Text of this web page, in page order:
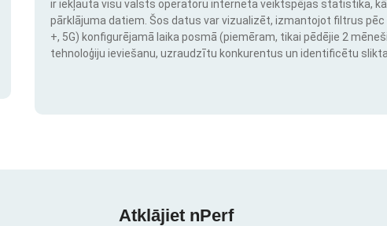
ir iekļauta visu valsts operatoru interneta veiktspējas statistika,
pārklājuma datiem. Šos datus var vizualizēt, izmantojot filtrus pēc
+, 5G) konfigurējamā laika posmā (piemēram, tikai pēdējie 2
tehnoloģiju ieviešanu, uzraudzītu konkurentus un identificētu
Atklājiet nPerf